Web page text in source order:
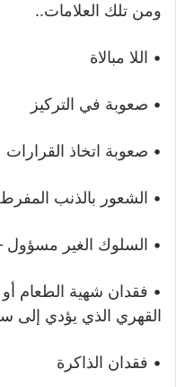
ومن تلك العلامات..
• اللا مبالاة
• صعوبة في التركيز
• صعوبة اتخاذ القرارات
• الشعور بالذنب
• السلوك الغير مسؤول
• فقدان شهية الطعام
القهري الذي يؤدي إلى
• فقدان الذاكرة